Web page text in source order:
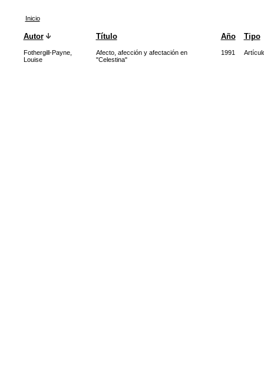
Inicio
Autor Título Año Tipo
Fothergill-Payne,
Louise
Afecto, afección y afectación en
"Celestina"
1991